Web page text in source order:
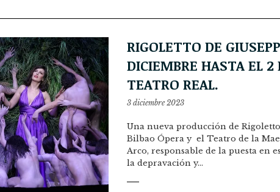
RIGOLETTO DE
DICIEMBRE HASTA EL 2
TEATRO REAL.
3 diciembre 2023
Una nueva producción de
Bilbao Ópera y el Teatro de la
Arco, responsable de la puesta en
la depravación y…